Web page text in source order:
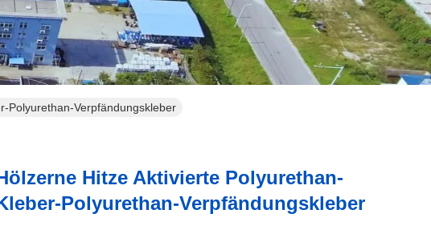
Polyurethan-Verpfändungskleber
Hitze Aktivierte Polyurethan-
Polyurethan-Verpfändungskleber